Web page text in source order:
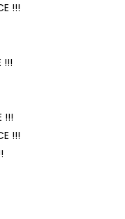
!!!
!!!
!!!
!!!